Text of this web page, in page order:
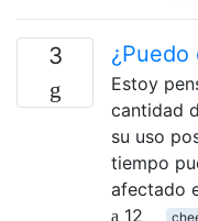
3 ¿Puedo
Estoy
cantidad
su uso
tiempo
afectado
12